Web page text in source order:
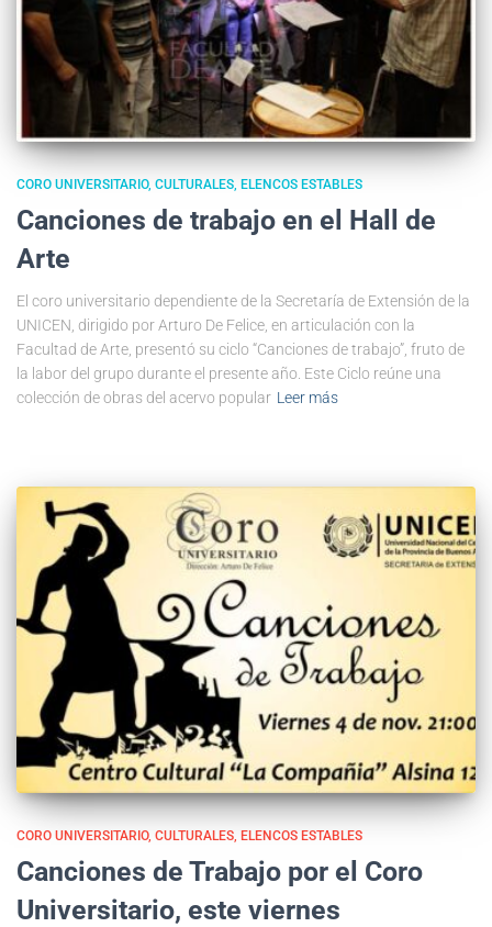
CORO UNIVERSITARIO CULTURALES ELENCOS ESTABLES
Canciones de trabajo en el Hall de
Arte
El coro universitario dependiente de la Secretaría de Extensión de la
UNICEN, dirigido por Arturo De Felice, en articulación con la
Facultad de Arte, presentó su ciclo “Canciones de trabajo”, fruto de
la labor del grupo durante el presente año. Este Ciclo reúne una
colección de obras del acervo popular Leer más
CORO UNIVERSITARIO CULTURALES ELENCOS ESTABLES
Canciones de Trabajo por el Coro
Universitario, este viernes